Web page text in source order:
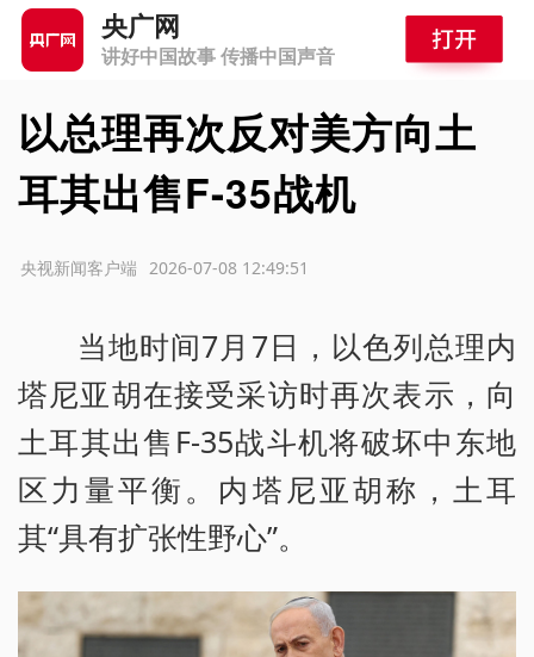
央广网
讲好中国故事 传播中国声音
以总理再次反对美方向土
耳其出售F-35战机
2026-07-08 12:49:51
央视新闻客户端
当地时间7月7日，以色列总理内
塔尼亚胡在接受采访时再次表示，向
土耳其出售F-35战斗机将破坏中东地
区力量平衡。内塔尼亚胡称，土耳
其“具有扩张性野心”。